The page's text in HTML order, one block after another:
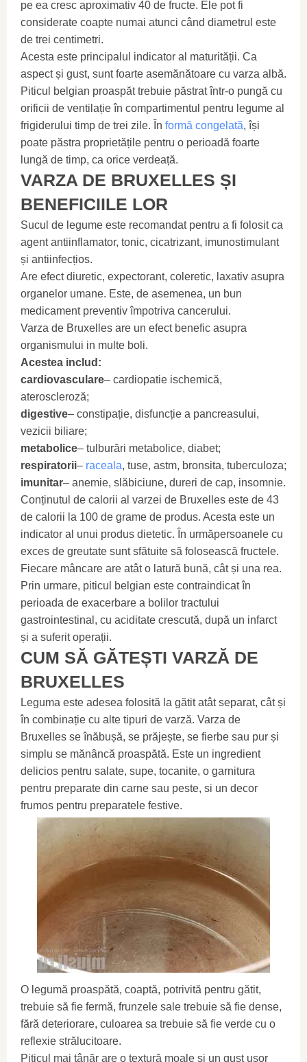
pe ea cresc aproximativ 40 de fructe. Ele pot fi
considerate coapte numai atunci când diametrul este
de trei centimetri.
Acesta este principalul indicator al maturității. Ca
aspect și gust, sunt foarte asemănătoare cu varza albă.
Piticul belgian proaspăt trebuie păstrat într-o pungă cu
orificii de ventilație în compartimentul pentru legume al
frigiderului timp de trei zile. În formă congelată, își
poate păstra proprietățile pentru o perioadă foarte
lungă de timp, ca orice verdeață.
VARZA DE BRUXELLES ȘI
BENEFICIILE LOR
Sucul de legume este recomandat pentru a fi folosit ca
agent antiinflamator, tonic, cicatrizant, imunostimulant
și antiinfecțios.
Are efect diuretic, expectorant, coleretic, laxativ asupra
organelor umane. Este, de asemenea, un bun
medicament preventiv împotriva cancerului.
Varza de Bruxelles are un efect benefic asupra
organismului in multe boli.
Acestea includ:
cardiovasculare– cardiopatie ischemică,
ateroscleroză;
digestive– constipație, disfuncție a pancreasului,
vezicii biliare;
metabolice– tulburări metabolice, diabet;
respiratorii– raceala, tuse, astm, bronsita, tuberculoza;
imunitar– anemie, slăbiciune, dureri de cap, insomnie.
Conținutul de calorii al varzei de Bruxelles este de 43
de calorii la 100 de grame de produs. Acesta este un
indicator al unui produs dietetic. În urmăpersoanele cu
exces de greutate sunt sfătuite să folosească fructele.
Fiecare mâncare are atât o latură bună, cât și una rea.
Prin urmare, piticul belgian este contraindicat în
perioada de exacerbare a bolilor tractului
gastrointestinal, cu aciditate crescută, după un infarct
și a suferit operații.
CUM SĂ GĂTEȘTI VARZĂ DE
BRUXELLES
Leguma este adesea folosită la gătit atât separat, cât și
în combinație cu alte tipuri de varză. Varza de
Bruxelles se înăbușă, se prăjește, se fierbe sau pur și
simplu se mănâncă proaspătă. Este un ingredient
delicios pentru salate, supe, tocanite, o garnitura
pentru preparate din carne sau peste, si un decor
frumos pentru preparatele festive.
O legumă proaspătă, coaptă, potrivită pentru gătit,
trebuie să fie fermă, frunzele sale trebuie să fie dense,
fără deteriorare, culoarea sa trebuie să fie verde cu o
reflexie strălucitoare.
Piticul mai tânăr are o textură moale și un gust ușor